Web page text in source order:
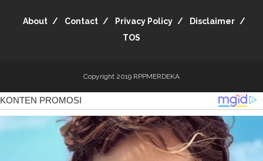
About Contact Privacy Policy
Disclaimer
TOS
Copyright 2019 RPPMERDEKA